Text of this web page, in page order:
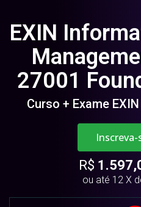
EXIN
27001
Curso + Exame
Inscreva-
R$
ou até 12 X